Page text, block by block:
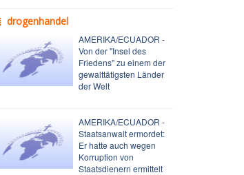
drogenhandel
AMERIKA/ECUADOR -
Von der "Insel des
Friedens" zu einem der
gewalttätigsten Länder
der Welt
AMERIKA/ECUADOR -
Staatsanwalt ermordet:
Er hatte auch wegen
Korruption von
Staatsdienern ermittelt